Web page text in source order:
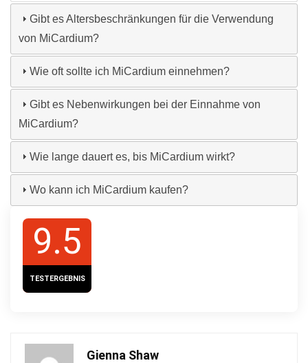
Gibt es Altersbeschränkungen für die Verwendung
von MiCardium?
Wie oft sollte ich MiCardium einnehmen?
Gibt es Nebenwirkungen bei der Einnahme von
MiCardium?
Wie lange dauert es, bis MiCardium wirkt?
Wo kann ich MiCardium kaufen?
9.5
TESTERGEBNIS
Gienna Shaw